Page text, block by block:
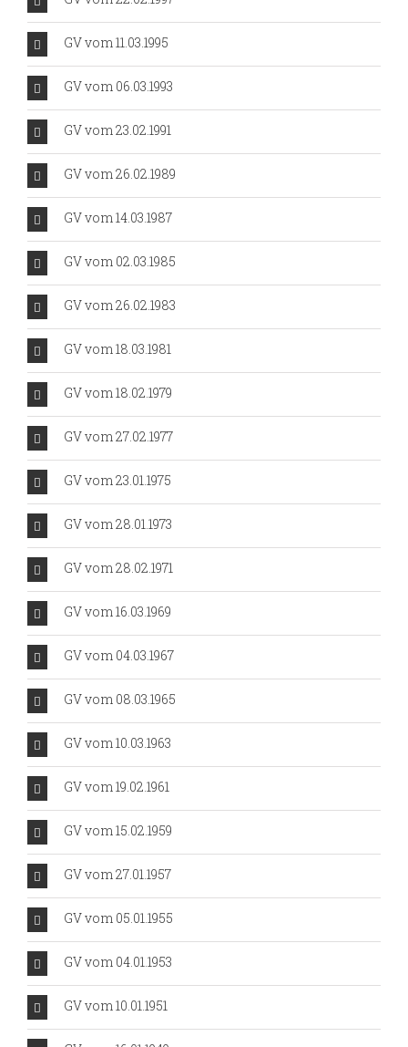
GV vom 11.03.1995
GV vom 06.03.1993
GV vom 23.02.1991
GV vom 26.02.1989
GV vom 14.03.1987
GV vom 02.03.1985
GV vom 26.02.1983
GV vom 18.03.1981
GV vom 18.02.1979
GV vom 27.02.1977
GV vom 23.01.1975
GV vom 28.01.1973
GV vom 28.02.1971
GV vom 16.03.1969
GV vom 04.03.1967
GV vom 08.03.1965
GV vom 10.03.1963
GV vom 19.02.1961
GV vom 15.02.1959
GV vom 27.01.1957
GV vom 05.01.1955
GV vom 04.01.1953
GV vom 10.01.1951